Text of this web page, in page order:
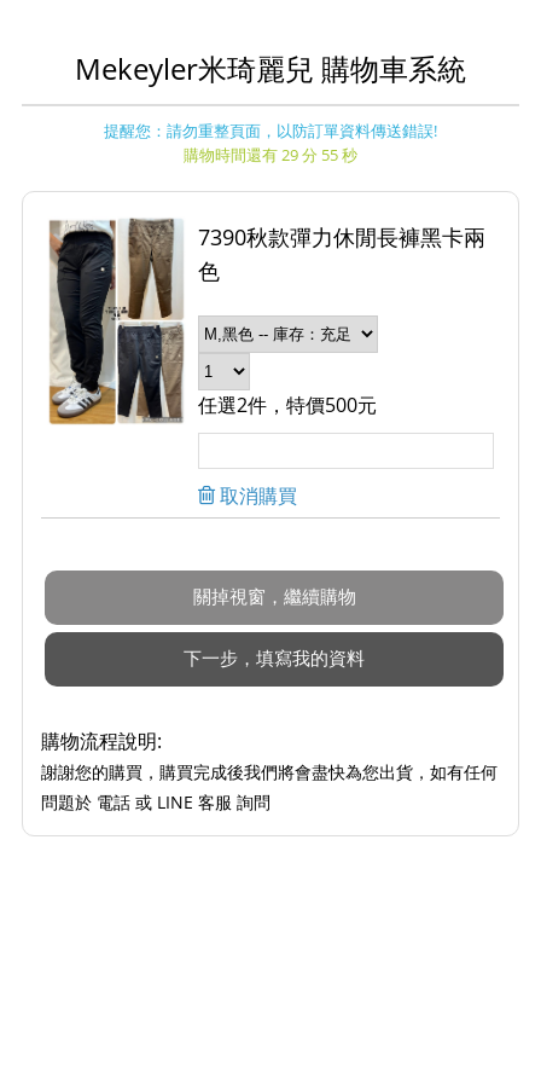
Mekeyler米琦麗兒 購物車系統
提醒您：請勿重整頁面，以防訂單資料傳送錯誤!
購物時間還有 29 分 55 秒
7390秋款彈力休閒長褲黑卡兩
色
任選2件，特價500元
取消購買
購物流程說明:
謝謝您的購買，購買完成後我們將會盡快為您出貨，如有任何
問題於 電話 或 LINE 客服 詢問